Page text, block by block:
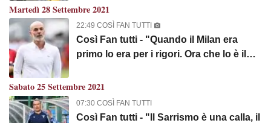
allo scarso impegno. Interisti come ci
sente dopo 3 punti che causano mal di
pancia ai complottisti"
Martedì 28 Settembre 2021
22:49 COSÌ FAN TUTTI
Così Fan tutti - "Quando il Milan era
primo lo era per i rigori. Ora che lo è il
Kulusevski è entrato in campo con la
stessa voglia mia di timbrare il cartellino
il lunedì"
Sabato 25 Settembre 2021
07:30 COSÌ FAN TUTTI
Così Fan tutti - "Il Sarrismo è una calla, il